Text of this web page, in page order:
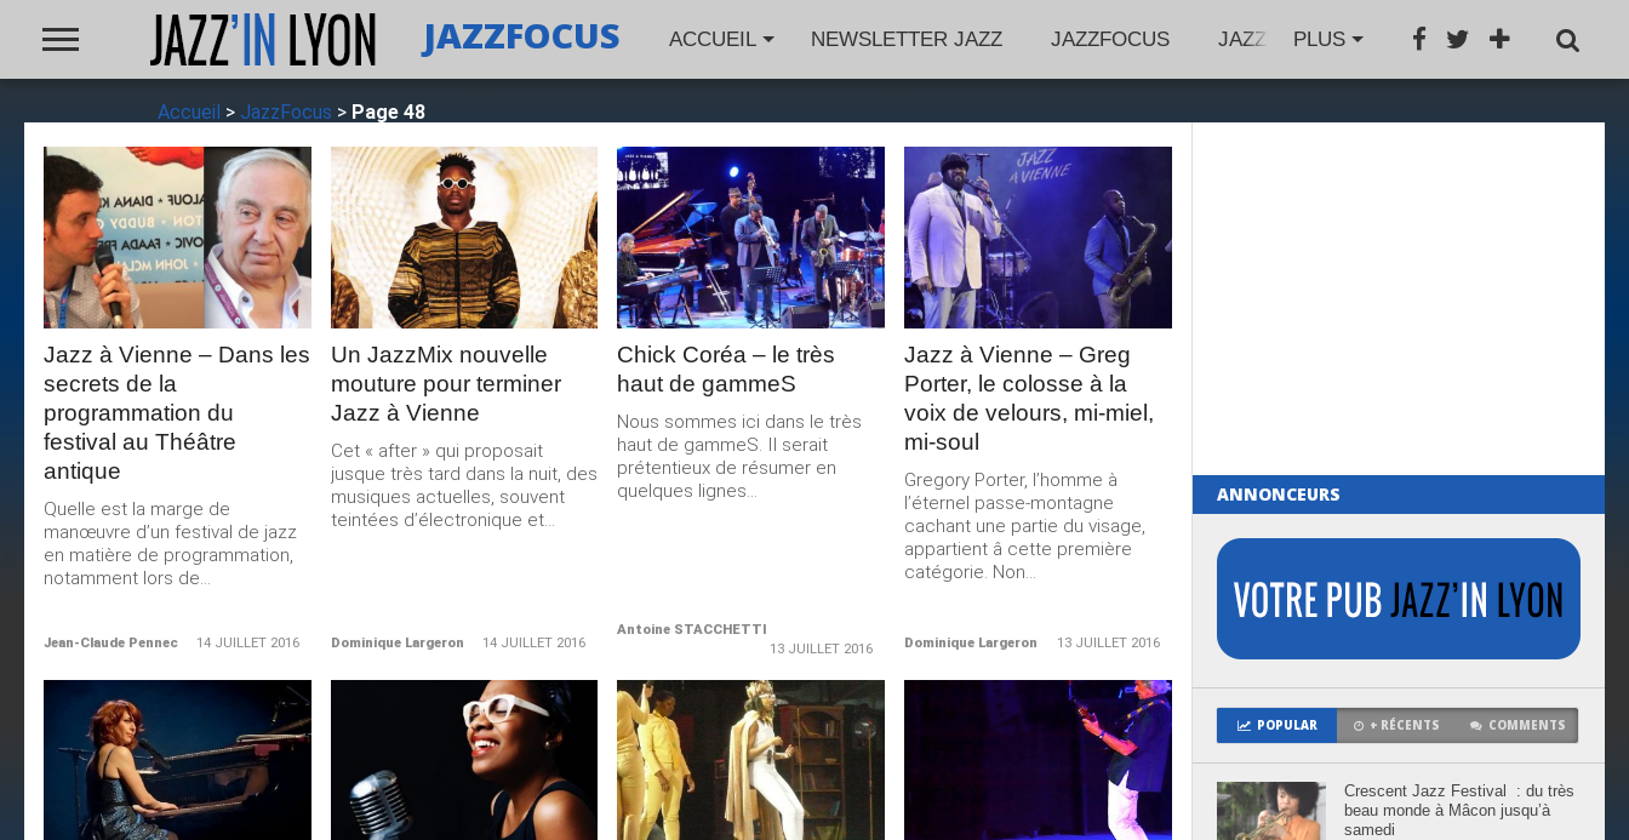
JAZZFOCUS ACCUEIL NEWSLETTER JAZZ JAZZFOCUS JAZZFESTIVAL JAZZAGENDA
PLUS
Accueil > JazzFocus > Page 48
LIRE LA
SUITE
Jazz à Vienne – Dans les
secrets de la
programmation du
festival au Théâtre
antique
Quelle est la marge de
manœuvre d’un festival de jazz
en matière de programmation,
notamment lors de...
Jean-Claude Pennec 14 JUILLET 2016
LIRE LA
SUITE
Un JazzMix nouvelle
mouture pour terminer
Jazz à Vienne
Cet « after » qui proposait
jusque très tard dans la nuit, des
musiques actuelles, souvent
teintées d’électronique et...
Dominique Largeron 14 JUILLET 2016
LIRE LA
SUITE
Chick Coréa – le très
haut de gammeS
Nous sommes ici dans le très
haut de gammeS. Il serait
prétentieux de résumer en
quelques lignes...
Antoine STACCHETTI
13 JUILLET 2016
LIRE LA
Jazz à Vienne – Greg
Porter, le colosse à la
voix de velours, mi-miel,
mi-soul
Gregory Porter, l’homme à
l’éternel passe-montagne
cachant une partie du visage,
appartient â cette première
catégorie. Non...
Dominique Largeron 13 JUILLET 2016
LIRE LA
SUITE
LIRE LA
SUITE
LIRE LA
SUITE
ANNONCEURS
POPULAR + RÉCENTS COMMENTS
Crescent Jazz Festival : du très
beau monde à Mâcon jusqu’à
samedi